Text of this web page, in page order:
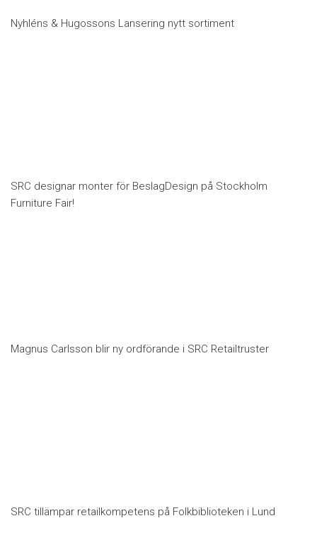
Nyhléns & Hugossons Lansering nytt sortiment
SRC designar monter för BeslagDesign på Stockholm
Furniture Fair!
Magnus Carlsson blir ny ordförande i SRC Retailtruster
SRC tillämpar retailkompetens på Folkbiblioteken i Lund